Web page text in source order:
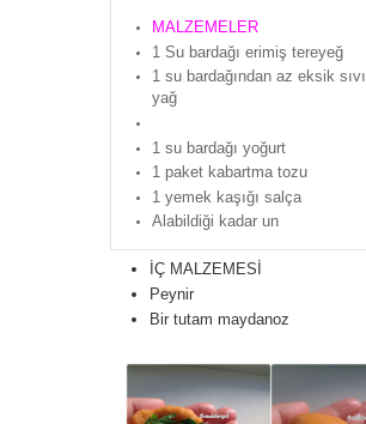
MALZEMELER
1 Su bardağı erimiş tereyeğ
1 su bardağından az eksik sıvı
yağ
1 su bardağı yoğurt
1 paket kabartma tozu
1 yemek kaşığı salça
Alabildiği kadar un
İÇ MALZEMESİ
Peynir
Bir tutam maydanoz